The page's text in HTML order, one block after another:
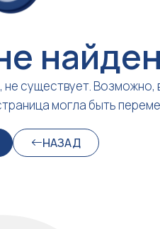
не существует. Возможно,
могла быть
НАЗАД